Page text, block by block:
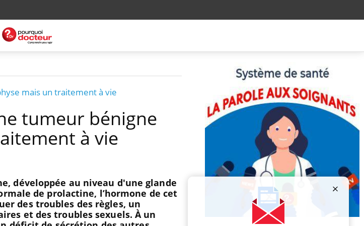
mais un traitement à vie
tumeur bénigne
à vie
développée au niveau d'une glande
de prolactine, l’hormone de cet
des troubles des règles, un
et des troubles sexuels. À un